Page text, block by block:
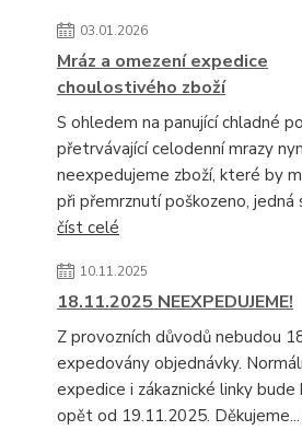
03.01.2026
Mráz a omezení expedice
choulostivého zboží
S ohledem na panující chladné
přetrvávající celodenní mrazy
neexpedujeme zboží, které by
při přemrznutí poškozeno, jedná
číst celé
10.11.2025
18.11.2025 NEEXPEDUJEME!
Z provozních důvodů nebudou
expedovány objednávky.
expedice i zákaznické linky bude
opět od 19.11.2025. Děkujeme...